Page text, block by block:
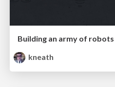
Building an army of robots
kneath